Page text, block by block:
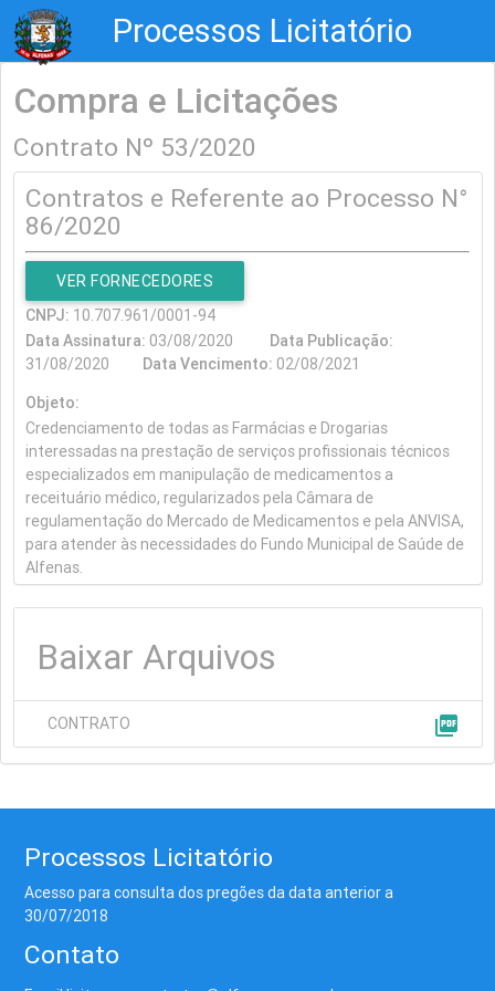
Processos Licitatório
Compra e Licitações
Contrato Nº 53/2020
Contratos e Referente ao Processo N°
86/2020
VER FORNECEDORES
CNPJ: 10.707.961/0001-94
Data Assinatura: 03/08/2020 Data Publicação:
31/08/2020 Data Vencimento: 02/08/2021
Objeto:
Credenciamento de todas as Farmácias e Drogarias
interessadas na prestação de serviços profissionais técnicos
especializados em manipulação de medicamentos a
receituário médico, regularizados pela Câmara de
regulamentação do Mercado de Medicamentos e pela ANVISA,
para atender às necessidades do Fundo Municipal de Saúde de
Alfenas.
Baixar Arquivos
CONTRATO picture_as_pdf
Processos Licitatório
Acesso para consulta dos pregões da data anterior a
30/07/2018
Contato